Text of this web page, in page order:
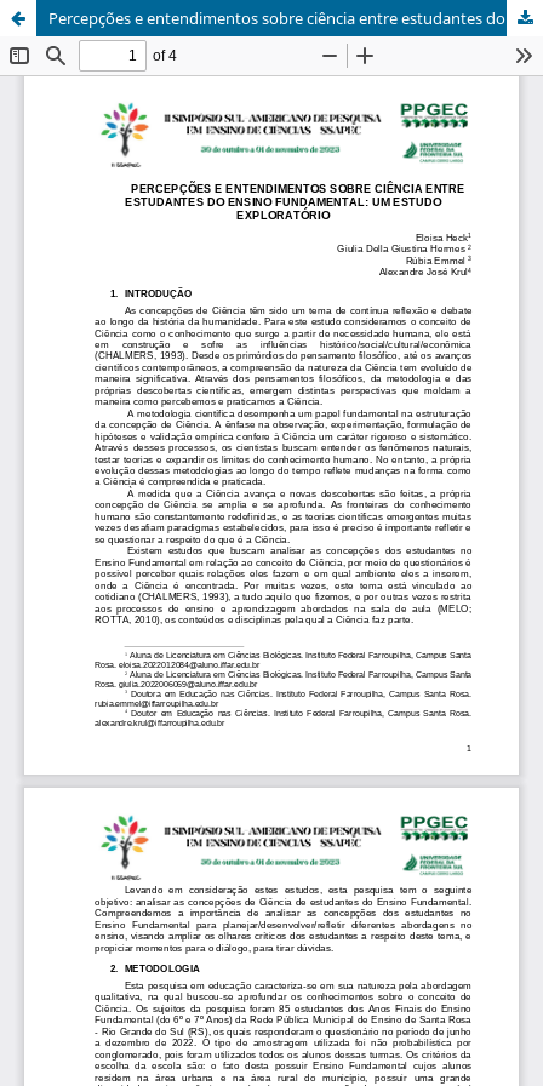
Percepções e entendimentos sobre ciência entre estudantes do Ensino Fundamental: um estudo exploratório